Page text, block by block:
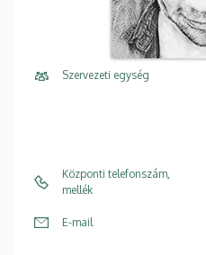
Szervezeti egység
Központi telefonszám,
mellék
E-mail